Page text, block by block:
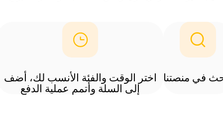
في منصتنا
اختر الوقت والفئة الأنسب لك، أضف
إلى السلة وأتمم عملية الدفع